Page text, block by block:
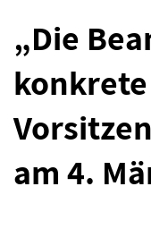
„Die
am 4.